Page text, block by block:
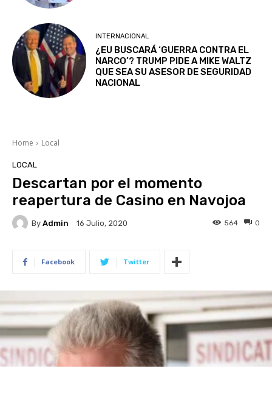
INTERNACIONAL
¿EU BUSCARÁ ‘GUERRA CONTRA EL
NARCO’? TRUMP PIDE A MIKE WALTZ
QUE SEA SU ASESOR DE SEGURIDAD
NACIONAL